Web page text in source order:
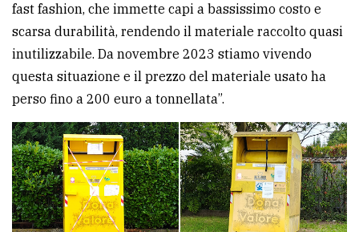
fast fashion, che immette capi a bassissimo costo e
scarsa durabilità, rendendo il materiale raccolto quasi
inutilizzabile. Da novembre 2023 stiamo vivendo
questa situazione e il prezzo del materiale usato ha
perso fino a 200 euro a tonnellata”.